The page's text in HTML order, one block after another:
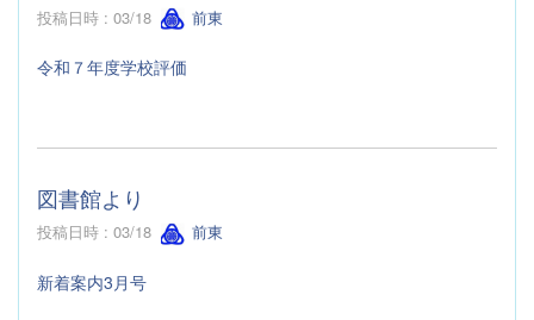
投稿日時 : 03/18 前東
令和７年度学校評価
図書館より
投稿日時 : 03/18 前東
新着案内3月号